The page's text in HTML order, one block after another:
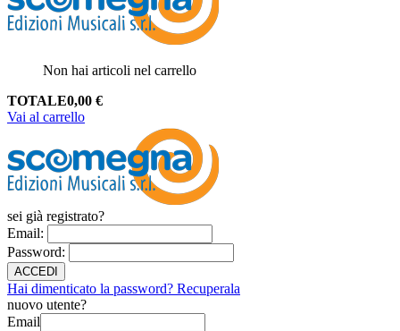
Non hai articoli nel carrello
TOTALE0,00 €
Vai al carrello
sei già registrato?
Email:
Password:
ACCEDI
Hai dimenticato la password? Recuperala
nuovo utente?
Email